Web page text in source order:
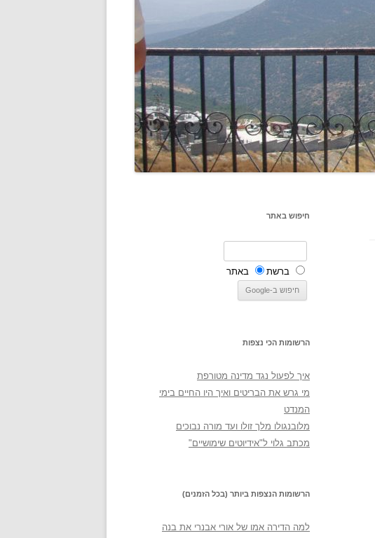
חיפוש באתר
ברשת באתר
הרשומות הכי נצפות
איך לפעול נגד מדינה מטורפת
מי גרש את הבריטים ואיך היו החיים בימי
המנדט
מלובנגולו מלך זולו ועד מורה נבוכים
מכתב גלוי ל"אידיוטים שימושיים"
הרשומות הנצפות ביותר (בכל הזמנים)
למה הדירה אמו של אורי אבנרי את בנה